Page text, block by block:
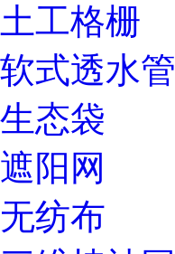
土工格栅
软式透水管
生态袋
遮阳网
无纺布